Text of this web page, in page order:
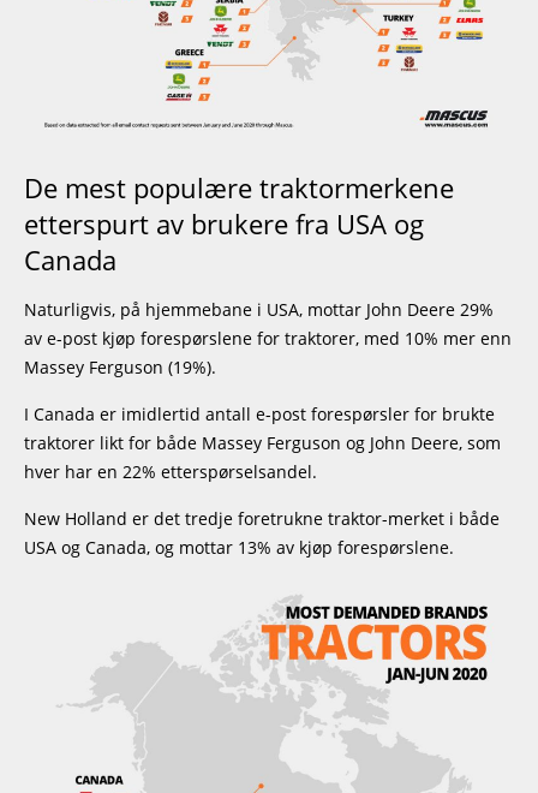
De mest populære traktormerkene
etterspurt av brukere fra USA og
Canada
Naturligvis, på hjemmebane i USA, mottar John Deere 29%
av e-post kjøp forespørslene for traktorer, med 10% mer enn
Massey Ferguson (19%).
I Canada er imidlertid antall e-post forespørsler for brukte
traktorer likt for både Massey Ferguson og John Deere, som
hver har en 22% etterspørselsandel.
New Holland er det tredje foretrukne traktor-merket i både
USA og Canada, og mottar 13% av kjøp forespørslene.